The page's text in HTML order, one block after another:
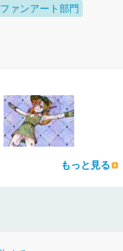
ファンアート部門
もっと見る